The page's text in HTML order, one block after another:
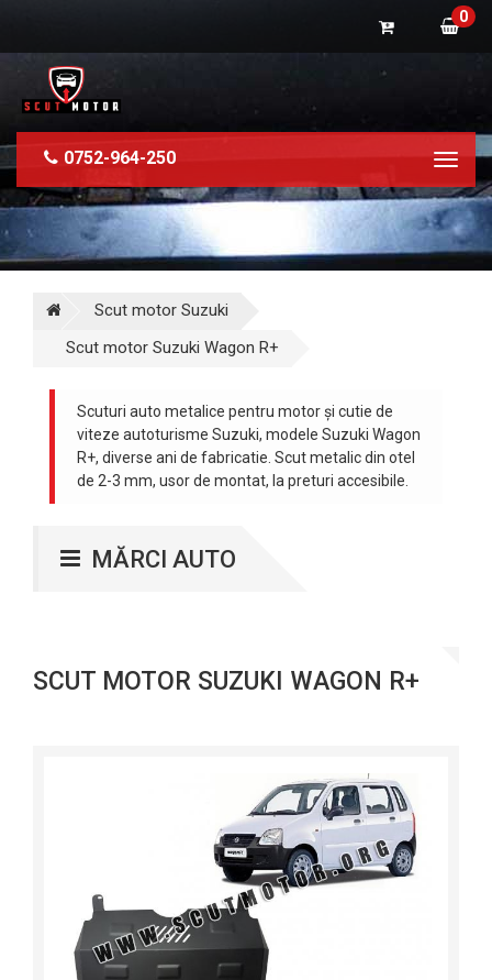
0
0752-964-250
Scut motor Suzuki
Scut motor Suzuki Wagon R+
Scuturi auto metalice pentru motor și cutie de
viteze autoturisme Suzuki, modele Suzuki Wagon
R+, diverse ani de fabricatie. Scut metalic din otel
de 2-3 mm, usor de montat, la preturi accesibile.
MĂRCI AUTO
SCUT MOTOR SUZUKI WAGON R+